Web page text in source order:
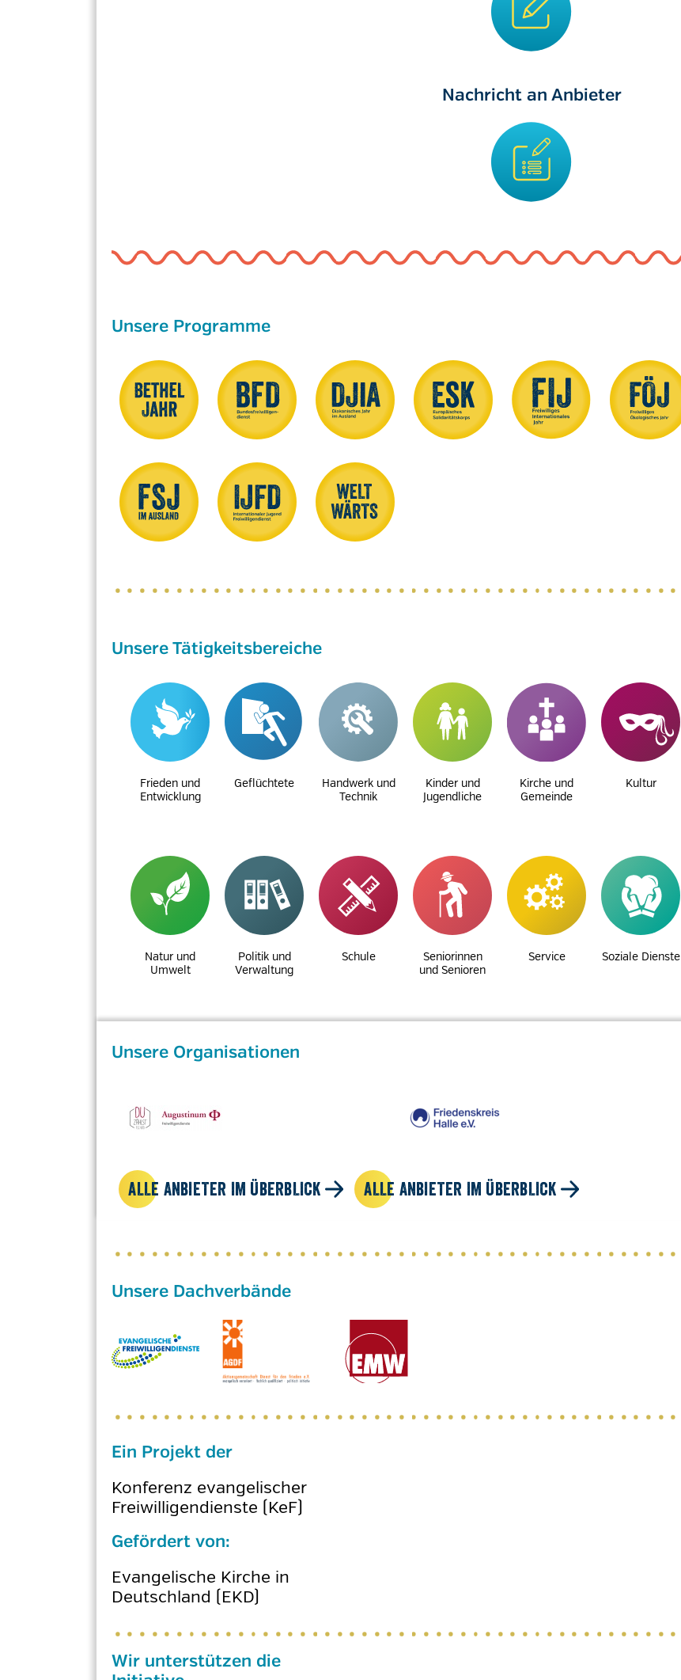
Nachricht an Anbieter
Unsere Programme
Unsere Tätigkeitsbereiche
Frieden und
Entwicklung
Geflüchtete
Handwerk und
Technik
Kinder und
Jugendliche
Kirche und
Gemeinde
Kultur
Natur und
Umwelt
Politik und
Verwaltung
Schule
Seniorinnen
und Senioren
Service Soziale Dienste
Unsere Organisationen
ALLE ANBIETER IM ÜBERBLICK ALLE ANBIETER IM ÜBERBLICK
Ein Projekt der
Konferenz evangelischer
Freiwilligendienste (KeF)
Gefördert von:
Evangelische Kirche in
Deutschland (EKD)
Wir unterstützen die